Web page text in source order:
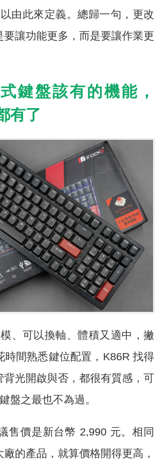
由此來定義。總歸一句，更改
讓功能更多，而是要讓作業更
鍵盤該有的機能，
有了
、可以換軸、體積又適中，撇
時間熟悉鍵位配置，K86R 找得
光開啟與否，都很有質感，可
盤之最也不為過。
售價是新台幣 2,990 元。相同
的產品，就算價格開得更高，